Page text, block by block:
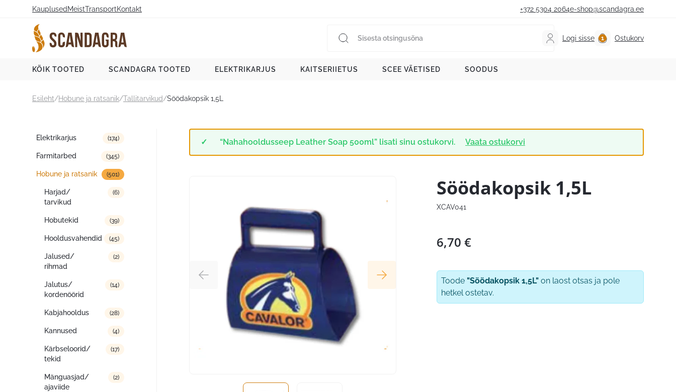
Kauplused MeistTransportKontakt +372 5304 2064e-shop@scandagra.ee
Logi sisse Ostukorv
KÕIK TOOTED SCANDAGRA TOOTED ELEKTRIKARJUS KAITSERIIETUS SCEE VÄETISED SOODUS
Esileht/Hobune ja ratsanik/Tallitarvikud/Söödakopsik 1,5L
Tootekategooriad
Elektrikarjus (174)
Farmitarbed (345)
Hobune ja ratsanik (501)
Harjad/
tarvikud
(6)
Hobutekid (39)
Hooldusvahendid (45)
Jalused/
rihmad
(2)
Jalutus/
kordenöörid
(14)
Kabjahooldus (28)
Kannused (4)
Kärbseloorid/
tekid
(17)
Mänguasjad/
ajaviide
(2)
“Nahahooldusseep Leather Soap 500ml” lisati sinu ostukorvi. Vaata ostukorvi
Söödakopsik 1,5L
XCAV041
6,70 €
Toode "Söödakopsik 1,5L" on laost otsas ja pole
hetkel ostetav.